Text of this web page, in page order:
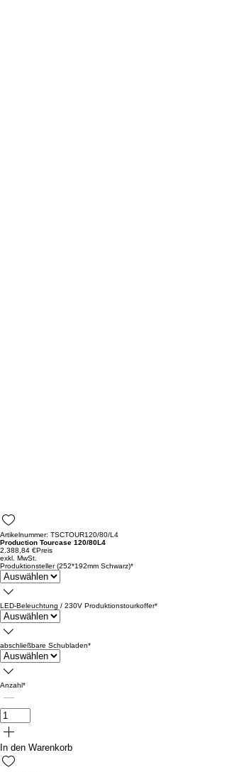
Artikelnummer: TSCTOUR120/80/L4
Production Tourcase 120/80L4
2.388,84 €Preis
exkl. MwSt.
Produktionsteller (252*192mm Schwarz)*
LED-Beleuchtung / 230V Produktionstourkoffer*
abschließbare Schubladen*
Anzahl*
In den Warenkorb